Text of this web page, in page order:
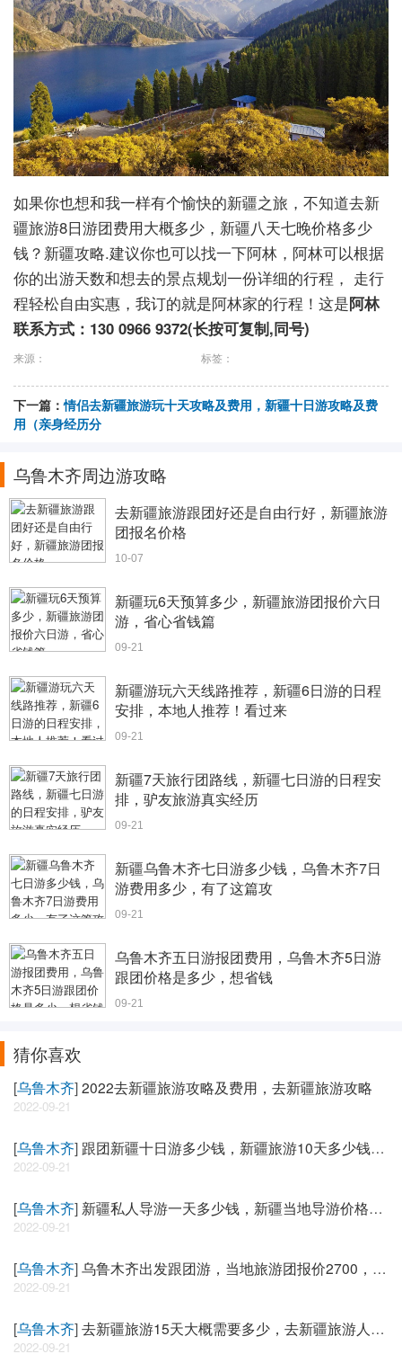
如果你也想和我一样有个愉快的新疆之旅，不知道去新
疆旅游8日游团费用大概多少，新疆八天七晚价格多少
钱？新疆攻略.建议你也可以找一下阿林，阿林可以根据
你的出游天数和想去的景点规划一份详细的行程， 走行
程轻松自由实惠，我订的就是阿林家的行程！这是阿林
联系方式：130 0966 9372(长按可复制,同号)
来源： 标签：
下一篇：情侣去新疆旅游玩十天攻略及费用，新疆十日游攻略及费
用（亲身经历分
乌鲁木齐周边游攻略
去新疆旅游跟团好还是自由行好，新疆旅游
团报名价格
10-07
新疆玩6天预算多少，新疆旅游团报价六日
游，省心省钱篇
09-21
新疆游玩六天线路推荐，新疆6日游的日程
安排，本地人推荐！看过来
09-21
新疆7天旅行团路线，新疆七日游的日程安
排，驴友旅游真实经历
09-21
新疆乌鲁木齐七日游多少钱，乌鲁木齐7日
游费用多少，有了这篇攻
09-21
乌鲁木齐五日游报团费用，乌鲁木齐5日游
跟团价格是多少，想省钱
09-21
猜你喜欢
[乌鲁木齐]2022去新疆旅游攻略及费用，去新疆旅游攻略
2022-09-21
[乌鲁木齐] 跟团新疆十日游多少钱，新疆旅游10天多少钱，
推荐
2022-09-21
[乌鲁木齐] 新疆私人导游一天多少钱，新疆当地导游价格，
亲身
2022-09-21
[乌鲁木齐]乌鲁木齐出发跟团游，当地旅游团报价2700，必
看
2022-09-21
[乌鲁木齐]去新疆旅游15天大概需要多少，去新疆旅游人均
多
2022-09-21